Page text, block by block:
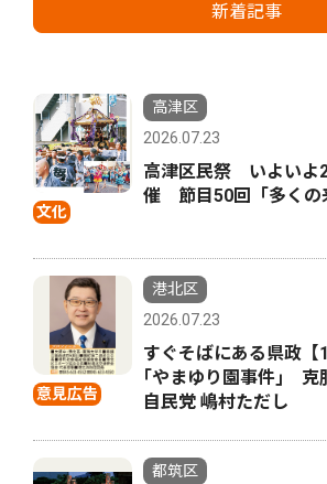
新着記事
文化
高津区
2026.07.23
高津区民祭 いよいよ
催 節目50回「多くの
意見広告
港北区
2026.07.23
すぐそばにある県政
｢やまゆり園事件｣
自民党 嶋村ただし
都筑区